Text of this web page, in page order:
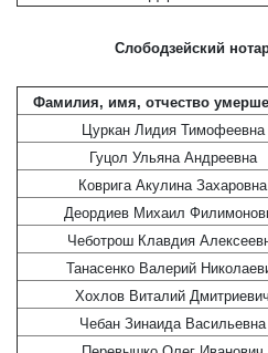
Слободзейский
Фамилия, имя, отчество
Цуркан Лидия Тимофеевна
Гуцол Ульяна Андреевна
Коврига Акулина Захаровна
Деордиев Михаил
Чеботрош Клавдия
Танасенко Валерий
Хохлов Виталий Дмитриевич
Чебан Зинаида Васильевна